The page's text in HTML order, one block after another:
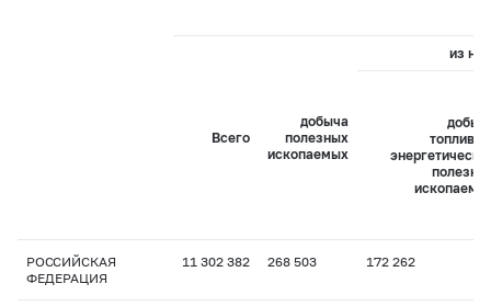
Всего
добыча
полезных
ископаемых
из
РОССИЙСКАЯ
ФЕДЕРАЦИЯ
11 302 382 268 503 172 262